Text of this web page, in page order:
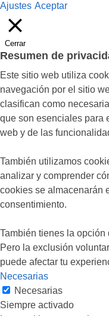
Ajustes Aceptar
Cerrar
Resumen de
Este sitio web utiliza
navegación por el sitio
clasifican como
que son esenciales para
web y de las
También utilizamos
analizar y comprender
cookies se almacenarán
consentimiento.
También tienes la opción
Pero la exclusión
puede afectar tu
Necesarias
Necesarias
Siempre activado